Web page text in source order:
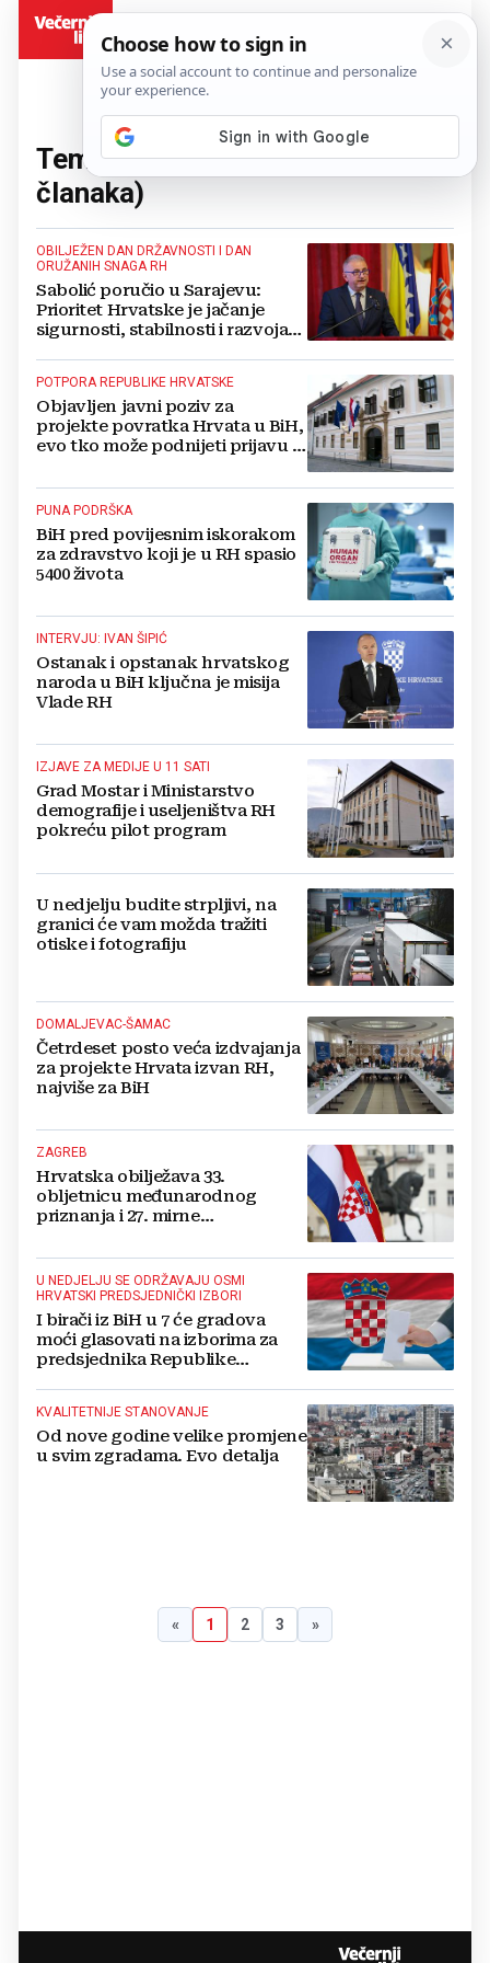
Tema:republika hrvatska(21
članaka)
OBILJEŽEN DAN DRŽAVNOSTI I DAN
ORUŽANIH SNAGA RH
Sabolić poručio u Sarajevu:
Prioritet Hrvatske je jačanje
sigurnosti, stabilnosti i razvoja
POTPORA REPUBLIKE HRVATSKE
Objavljen javni poziv za
projekte povratka Hrvata u BiH,
evo tko može podnijeti prijavu i
PUNA PODRŠKA
BiH pred povijesnim iskorakom
za zdravstvo koji je u RH spasio
5400 života
INTERVJU: IVAN ŠIPIĆ
Ostanak i opstanak hrvatskog
naroda u BiH ključna je misija
Vlade RH
IZJAVE ZA MEDIJE U 11 SATI
Grad Mostar i Ministarstvo
demografije i useljeništva RH
pokreću pilot program
U nedjelju budite strpljivi, na
granici će vam možda tražiti
otiske i fotografiju
DOMALJEVAC-ŠAMAC
Četrdeset posto veća izdvajanja
za projekte Hrvata izvan RH,
najviše za BiH
ZAGREB
Hrvatska obilježava 33.
obljetnicu međunarodnog
priznanja i 27. mirne
U NEDJELJU SE ODRŽAVAJU OSMI
HRVATSKI PREDSJEDNIČKI IZBORI
I birači iz BiH u 7 će gradova
moći glasovati na izborima za
predsjednika Republike
KVALITETNIJE STANOVANJE
Od nove godine velike promjene
u svim zgradama. Evo detalja
« 1 2 3 »